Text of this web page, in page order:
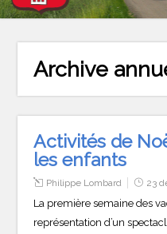
Archive
Activités de
les enfants
Philippe Lombard 23
La première semaine des
représentation d’un